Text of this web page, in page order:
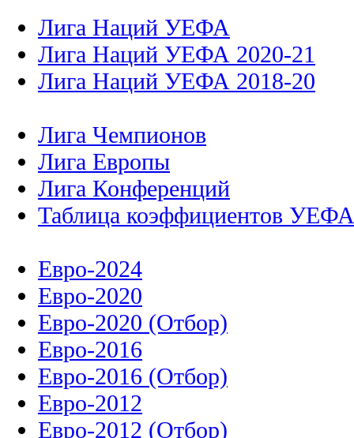
Лига Наций УЕФА
Лига Наций УЕФА 2020-21
Лига Наций УЕФА 2018-20
Лига Чемпионов
Лига Европы
Лига Конференций
Таблица коэффициентов УЕФА
Евро-2024
Евро-2020
Евро-2020 (Отбор)
Евро-2016
Евро-2016 (Отбор)
Евро-2012
Евро-2012 (Отбор)